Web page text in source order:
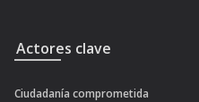
Actores clave
Ciudadanía comprometida